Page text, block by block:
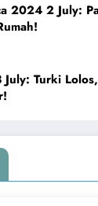
2024 2 July:
Turki